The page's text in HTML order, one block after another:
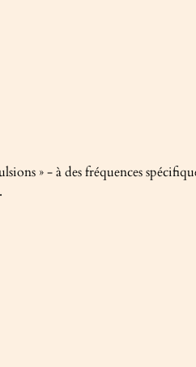
» - à des fréquences